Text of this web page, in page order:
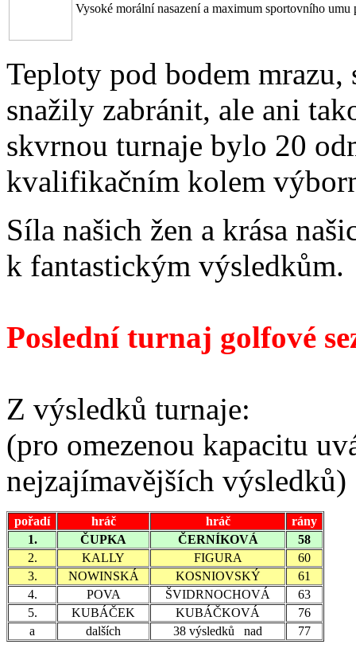
Vysoké morální nasazení a maximum sportovního
Teploty pod bodem
snažily zabránit, ale ani
skvrnou turnaje bylo 20
kvalifikačním kolem
Síla našich žen a krása
k fantastickým výsledkům.
Poslední turnaj golfové
Z výsledků turnaje:
(pro omezenou kapacitu
nejzajímavějších výsledků)
pořadí hráč hráč
rány
1.
ČUPKA ČERNÍKOVÁ
58
2.
KALLY FIGURA
60
3.
NOWINSKÁ KOSNIOVSKÝ
61
4.
POVA ŠVIDRNOCHOVÁ
63
5.
KUBÁČEK KUBÁČKOVÁ
76
a
dalších 38 výsledků nad 77